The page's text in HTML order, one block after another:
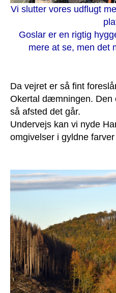
Vi slutter vores udflugt
Goslar er en rigtig
mere at se, men det
Da vejret er så fint
Okertal dæmningen. Den
så afsted det går.
Undervejs kan vi nyde
omgivelser i gyldne